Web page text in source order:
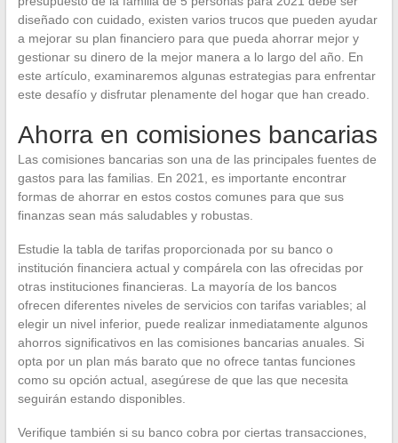
diseñado con cuidado, existen varios trucos que pueden ayudar
a mejorar su plan financiero para que pueda ahorrar mejor y
gestionar su dinero de la mejor manera a lo largo del año. En
este artículo, examinaremos algunas estrategias para enfrentar
este desafío y disfrutar plenamente del hogar que han creado.
Ahorra en comisiones bancarias
Las comisiones bancarias son una de las principales fuentes de
gastos para las familias. En 2021, es importante encontrar
formas de ahorrar en estos costos comunes para que sus
finanzas sean más saludables y robustas.
Estudie la tabla de tarifas proporcionada por su banco o
institución financiera actual y compárela con las ofrecidas por
otras instituciones financieras. La mayoría de los bancos
ofrecen diferentes niveles de servicios con tarifas variables; al
elegir un nivel inferior, puede realizar inmediatamente algunos
ahorros significativos en las comisiones bancarias anuales. Si
opta por un plan más barato que no ofrece tantas funciones
como su opción actual, asegúrese de que las que necesita
seguirán estando disponibles.
Verifique también si su banco cobra por ciertas transacciones,